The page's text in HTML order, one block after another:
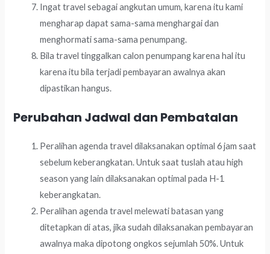
Ingat travel sebagai angkutan umum, karena itu kami
mengharap dapat sama-sama menghargai dan
menghormati sama-sama penumpang.
Bila travel tinggalkan calon penumpang karena hal itu
karena itu bila terjadi pembayaran awalnya akan
dipastikan hangus.
Perubahan Jadwal dan Pembatalan
Peralihan agenda travel dilaksanakan optimal 6 jam saat
sebelum keberangkatan. Untuk saat tuslah atau high
season yang lain dilaksanakan optimal pada H-1
keberangkatan.
Peralihan agenda travel melewati batasan yang
ditetapkan di atas, jika sudah dilaksanakan pembayaran
awalnya maka dipotong ongkos sejumlah 50%. Untuk